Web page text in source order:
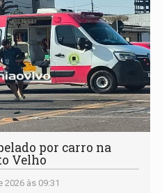
por carro na
Velho
às 09:31